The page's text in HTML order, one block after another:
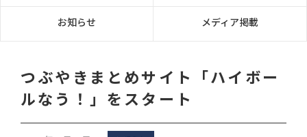
お知らせ メディア掲載
つぶやきまとめサイト「ハイボー
ルなう！」をスタート